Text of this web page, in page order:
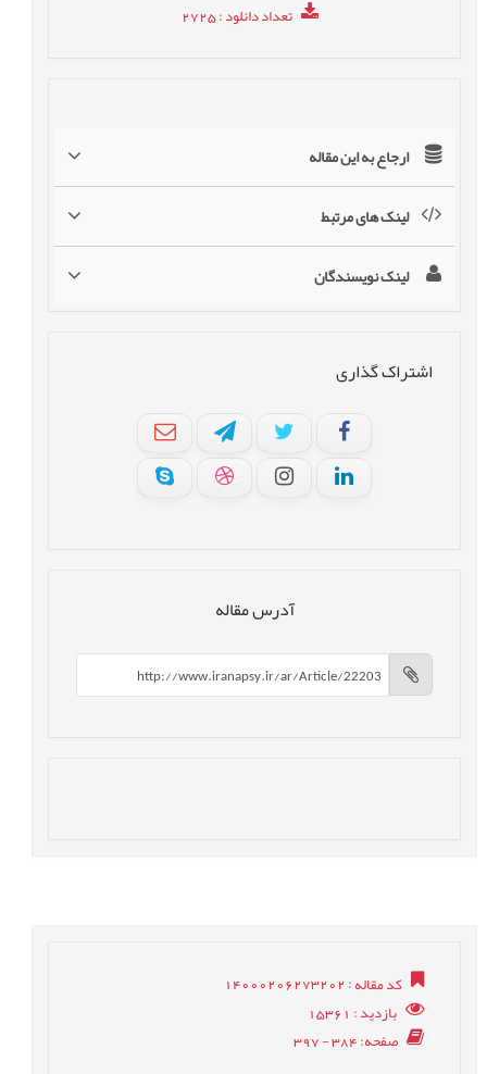
تعداد دانلود: 2725
ارجاع به این مقاله
لینک های مرتبط
لینک نویسندگان
اشتراک گذاری
آدرس مقاله
کد مقاله: 14000206273202
بازدید: 15361
صفحه: 384 - 397